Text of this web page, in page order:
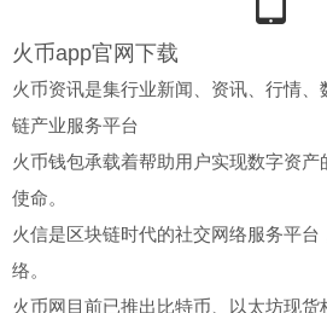
火币app官网下载
火币资讯是集行业新闻、资讯、行情
链产业服务平台
火币钱包承载着帮助用户实现数字资
使命。
火信是区块链时代的社交网络服务平台
络。
火币网目前已推出比特币、以太坊现货